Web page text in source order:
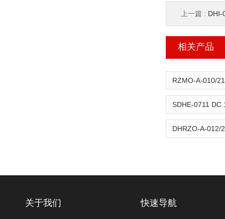
上一篇 : DHI-
相关产品
关于我们 快速导航